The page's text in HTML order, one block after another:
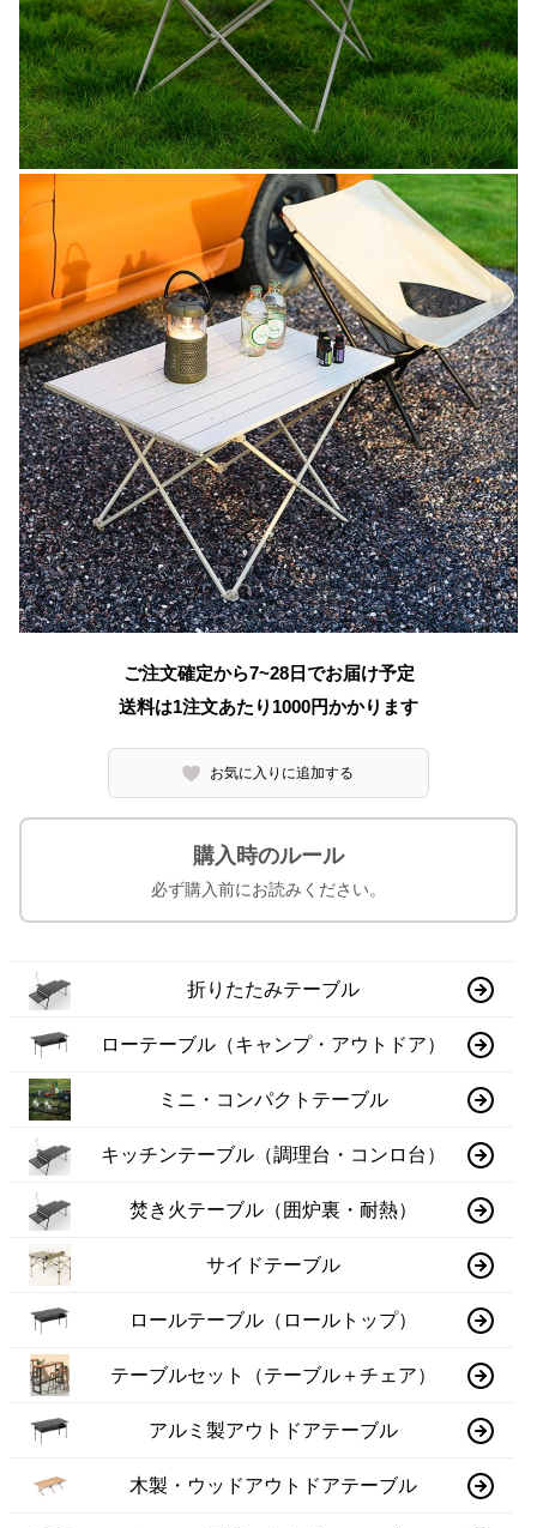
ご注文確定から7~28日でお届け予定
送料は1注文あたり 1000円かかります
お気に入りに追加する
購入時のルール
必ず購入前にお読みください。
折りたたみテーブル
ローテーブル（キャンプ・アウトドア）
ミニ・コンパクトテーブル
キッチンテーブル（調理台・コンロ台）
焚き火テーブル（囲炉裏・耐熱）
サイドテーブル
ロールテーブル（ロールトップ）
テーブルセット（テーブル＋チェア）
アルミ製アウトドアテーブル
木製・ウッドアウトドアテーブル